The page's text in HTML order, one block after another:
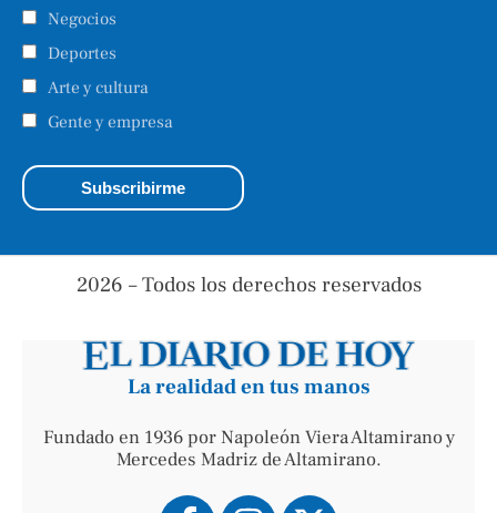
Negocios
Deportes
Arte y cultura
Gente y empresa
2026 – Todos los derechos reservados
La realidad en tus manos
Fundado en 1936 por Napoleón Viera Altamirano y
Mercedes Madriz de Altamirano.